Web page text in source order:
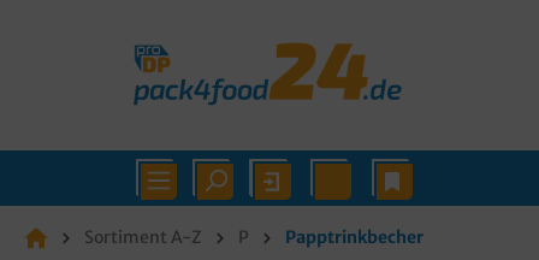
Sortiment A-Z P Papptrinkbecher